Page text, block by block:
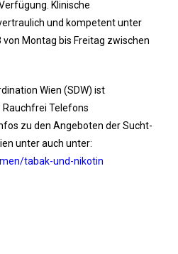
Klinische
und kompetent unter
Montag bis Freitag zwischen
Wien (SDW) ist
Telefons
zu den Angeboten der Sucht-
unter auch unter:
tabak-und-nikotin